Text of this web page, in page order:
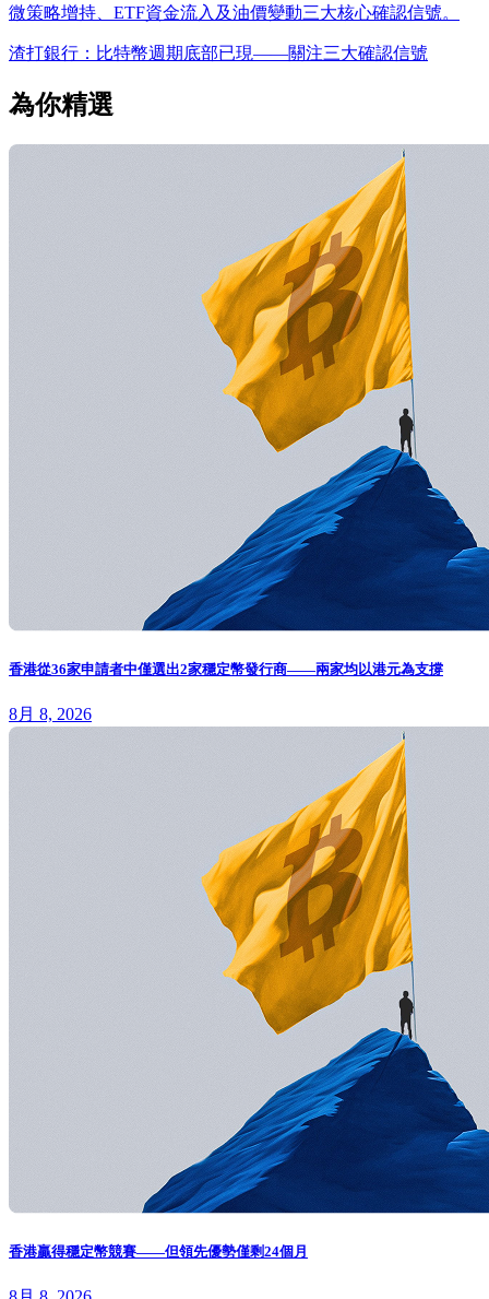
微策略增持、ETF資金流入及油價變動三大核心確認信號。
渣打銀行：比特幣週期底部已現——關注三大確認信號
為你精選
香港從36家申請者中僅選出2家穩定幣發行商——兩家均以港元為支撐
8月 8, 2026
香港贏得穩定幣競賽——但領先優勢僅剩24個月